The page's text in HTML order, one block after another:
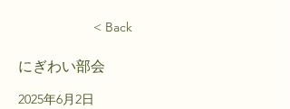
< Back
にぎわい部会
2025年6月2日